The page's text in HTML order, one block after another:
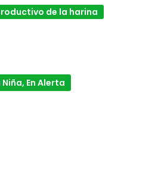
de la harina
Niña, En Alerta